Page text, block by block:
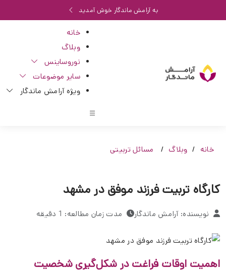
به آرامش ماندگار خوش آمدید
خانه
وبلاگ
نوروساینس
سایر موضوعات
ویژه آرامش ماندگار
خانه وبلاگ مسائل تربیتی
کارگاه تربیت فرزند موفق در مشهد
نویسنده: آرامش ماندگار مدت زمان مطالعه: 1 دقیقه
اهمیت اوقات فراغت در شکل‌گیری شخصیت